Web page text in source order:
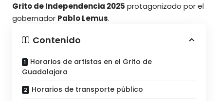
Grito de Independencia 2025 protagonizado por el
gobernador Pablo Lemus.
Contenido
Horarios de artistas en el Grito de
Guadalajara
Horarios de transporte público